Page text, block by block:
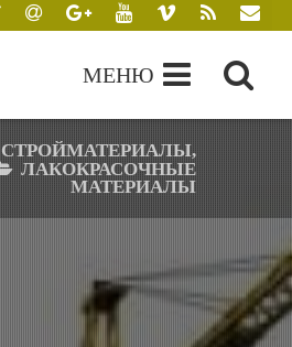
МЕНЮ
СТРОЙМАТЕРИАЛЫ,
ЛАКОКРАСОЧНЫЕ
МАТЕРИАЛЫ